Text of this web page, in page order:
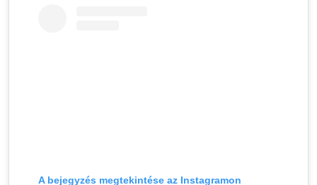
A bejegyzés megtekintése az Instagramon